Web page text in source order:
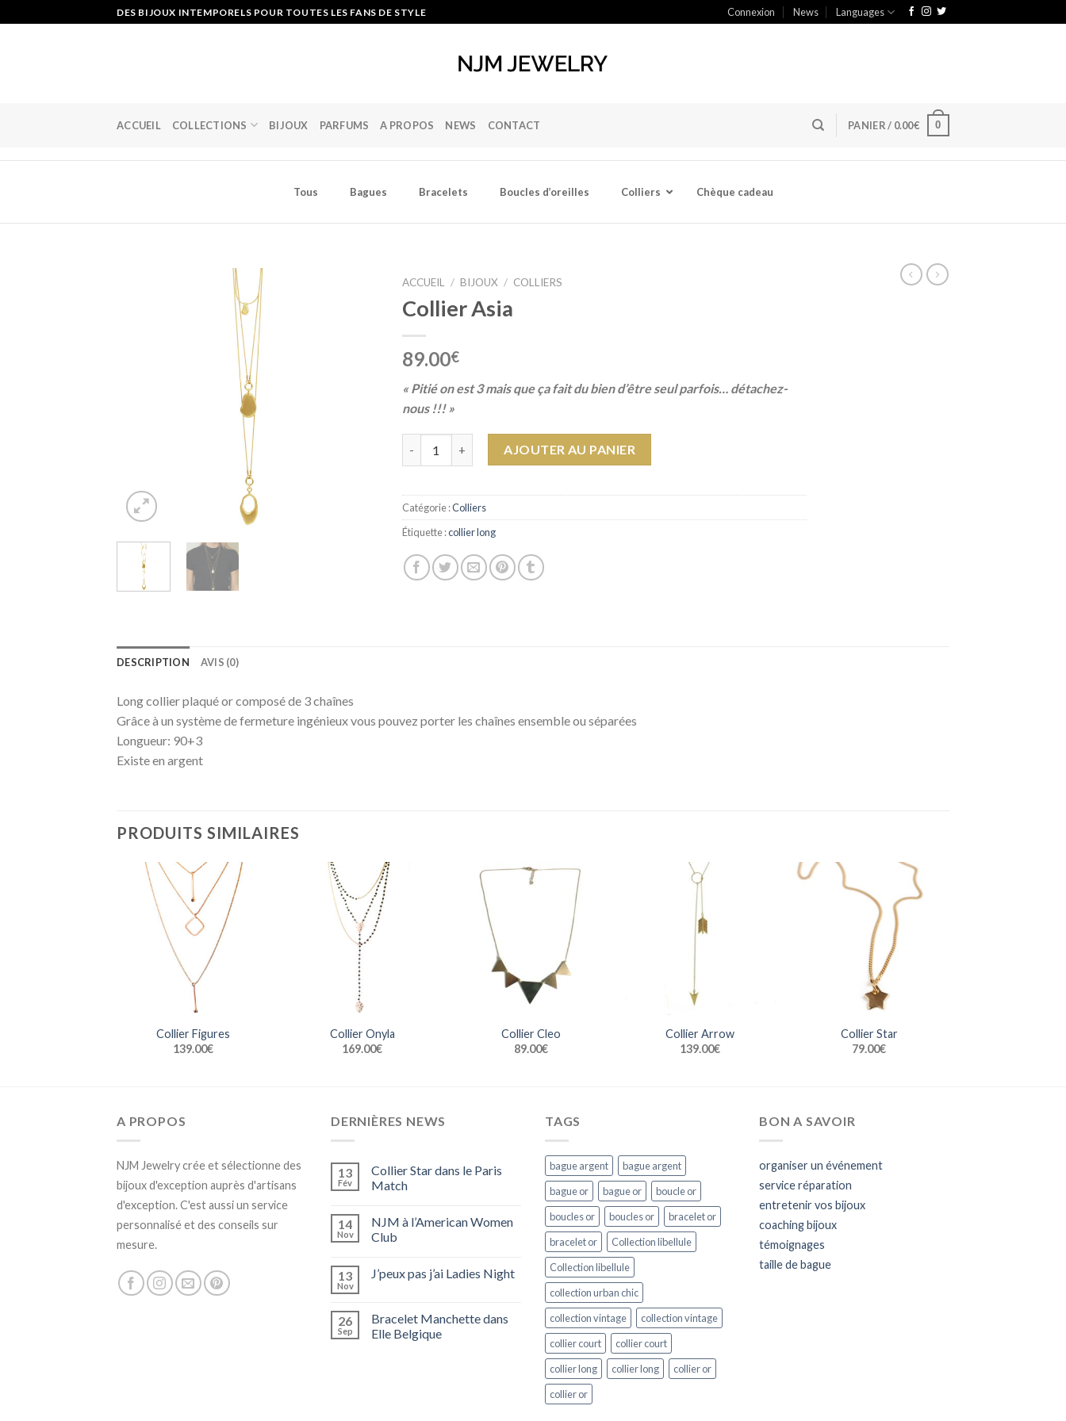
to
DES BIJOUX INTEMPORELS POUR TOUTES LES FANS DE STYLE Connexion News Languages
ACCUEIL COLLECTIONS BIJOUX PARFUMS A PROPOS NEWS CONTACT PANIER / 0.00€ 0
Tous Bagues Bracelets Boucles d’oreilles Colliers Chèque cadeau
ACCUEIL / BIJOUX / COLLIERS
Collier Asia
89.00€
« Pitié on est 3 mais que ça fait du bien d’être seul parfois… détachez-
nous !!! »
quantité de Collier AsiaAJOUTER AU PANIER
Catégorie :Colliers
Étiquette :collier long
DESCRIPTION AVIS (0)
Long collier plaqué or composé de 3 chaînes
Grâce à un système de fermeture ingénieux vous pouvez porter les chaînes ensemble ou séparées
Longueur: 90+3
Existe en argent
PRODUITS SIMILAIRES
Collier Figures
139.00€
Collier Onyla
169.00€
Collier Cleo
89.00€
Collier Arrow
139.00€
Collier Star
79.00€
A PROPOS
NJM Jewelry crée et sélectionne des
bijoux d'exception auprès d'artisans
d'exception. C'est aussi un service
personnalisé et des conseils sur
mesure.
DERNIÈRES NEWS
13
Fév
Collier Star dans le Paris
Match
14
Nov
NJM à l’American Women
Club
13
Nov
J’peux pas j’ai Ladies Night
26
Sep
Bracelet Manchette dans
Elle Belgique
TAGS
bague argent
bague argent
bague or
bague or
boucle or
boucles or
boucles or
bracelet or
bracelet or
Collection libellule
Collection libellule
collection urban chic
collection vintage
collection vintage
collier court
collier court
collier long
collier long
collier or
collier or
BON A SAVOIR
organiser un événement
service réparation
entretenir vos bijoux
coaching bijoux
témoignages
taille de bague